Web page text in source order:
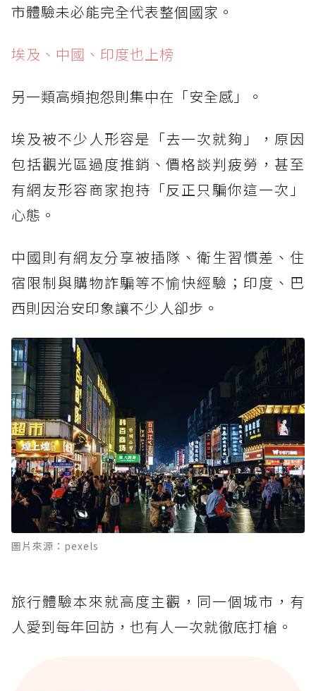
市體驗未必能完全代表整個國家。
埃及、中國、印度也上榜
另一類高頻抱怨則集中在「安全感」。
埃及被不少人形容是「去一次就夠」，原因
包括觀光區過度推銷、價格談判疲勞，甚至
有網友形容商家抱持「反正只騙你這一次」
心態。
中國則有網友分享被插隊、衛生習慣差、住
宿限制與購物詐騙等不愉快經驗；印度、巴
西則因治安印象讓不少人卻步。
圖片來源：pexels
旅行體驗本來就高度主觀，同一個城市，有
人愛到每年回訪，也有人一次就徹底打槍。